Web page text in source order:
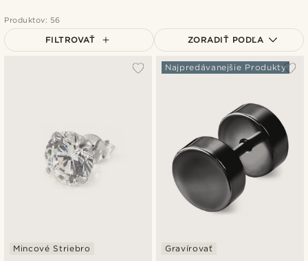
Produktov: 56
FILTROVAŤ ZORADIŤ PODĽA
Najpopulárnejšie
Mincové Striebro
Najpredávanejšie Produkty
Gravírovať